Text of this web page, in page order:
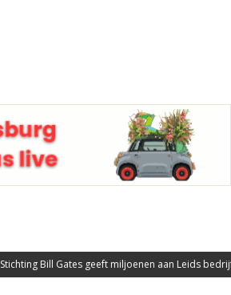
Stichting Bill Gates geeft miljoenen aan Leids